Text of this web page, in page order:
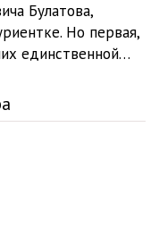
Булатова,
Но первая,
единственной…